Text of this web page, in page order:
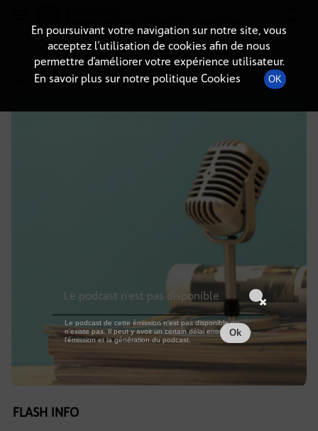
DÉTAILS DE L'ÉPISODE
7 février 2025à 15h59, durée : Invalid date
FLASH INFO
En poursuivant votre navigation sur notre site, vous
acceptez l’utilisation de cookies afin de nous
permettre d’améliorer votre expérience utilisateur.
En savoir plus sur notre politique Cookies
OK
Le podcast n'est pas disponible
Le podcast de cette émission n'est pas disponible ou
n'existe pas. Il peut y avoir un certain délai entre la fin de
l'émission et la génération du podcast.
Ok